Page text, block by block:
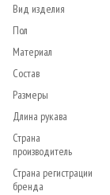
Вид изделия
Пол
Материал
Состав
Размеры
Длина рукава
Страна
производитель
Страна регистрации
бренда